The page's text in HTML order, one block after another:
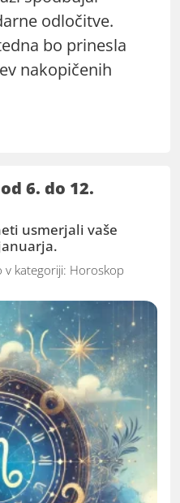
odločitve.
bo prinesla
nakopičenih
6. do 12.
usmerjali vaše
kategoriji: Horoskop